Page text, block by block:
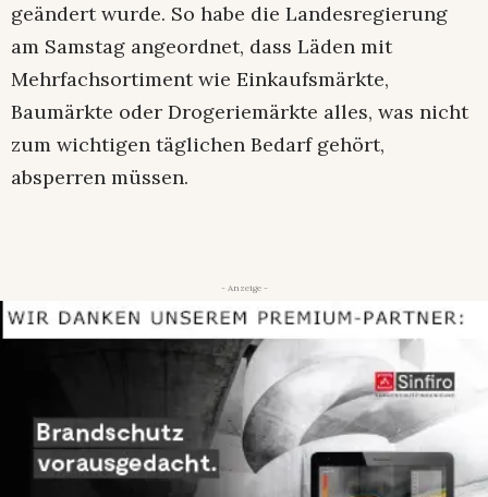
geändert wurde. So habe die Landesregierung
am Samstag angeordnet, dass Läden mit
Mehrfachsortiment wie Einkaufsmärkte,
Baumärkte oder Drogeriemärkte alles, was nicht
zum wichtigen täglichen Bedarf gehört,
absperren müssen.
- Anzeige -